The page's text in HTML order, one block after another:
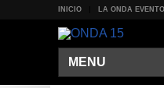
INICIO LA ONDA
MENU